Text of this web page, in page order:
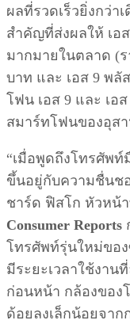
ผลที่รวดเร็วยิ่งกว่
สำคัญที่ส่งผลให้ เอ
มากมายในตลาด (ร
บาท และ เอส 9 พลั
โฟน เอส 9 และ เอ
สมาร์ทโฟนของอุส
“เมื่อพูดถึงโทรศัพท์
ขึ้นอยู่กับความชื่นช
ชาร์ด ฟิสโก หัวหน้
Consumer Reports
โทรศัพท์รุ่นใหม่ขอ
มีระยะเวลาใช้งาน
ก่อนหน้า กล้องของ
ด้อยลงเล็กน้อยจาก